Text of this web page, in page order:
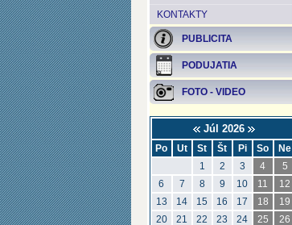
KONTAKTY
PUBLICITA
PODUJATIA
FOTO - VIDEO
Júl 2026
Po Ut St Št Pi So
Ne
1
2 3 4
5
6
7 8 9 10 11
12
13
14 15 16 17 18
19
20
21 22 23 24 25
26